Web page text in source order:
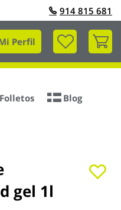
914 815 681
Perfil
Mi
Folletos Blog
gel 1l